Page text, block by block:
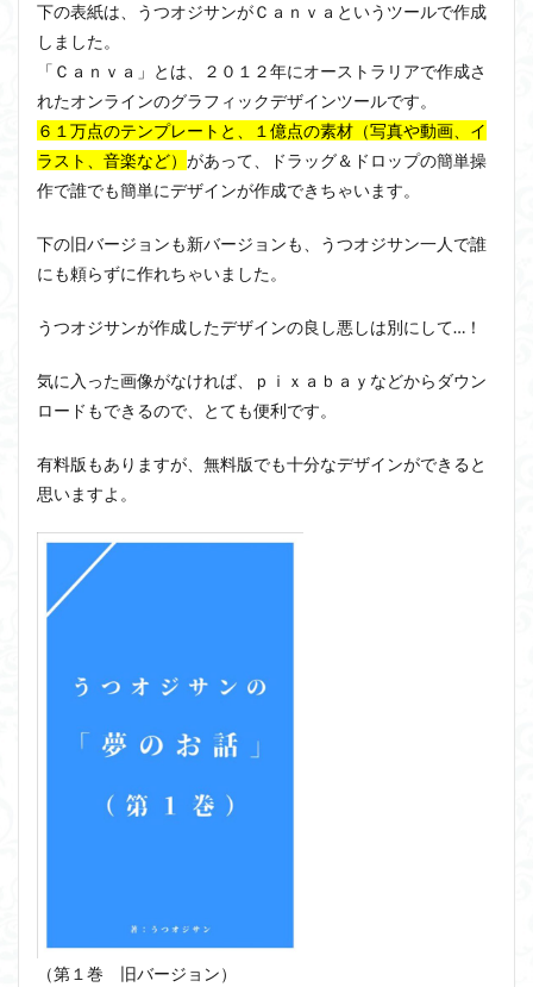
下の表紙は、うつオジサンがＣａｎｖａというツールで作成
しました。
「Ｃａｎｖａ」とは、２０１２年にオーストラリアで作成さ
れたオンラインのグラフィックデザインツールです。
６１万点のテンプレートと、１億点の素材（写真や動画、イ
ラスト、音楽など） があって、ドラッグ＆ドロップの簡単操
作で誰でも簡単にデザインが作成できちゃいます。
下の旧バージョンも新バージョンも、うつオジサン一人で誰
にも頼らずに作れちゃいました。
うつオジサンが作成したデザインの良し悪しは別にして…！
気に入った画像がなければ、ｐｉｘａｂａｙなどからダウン
ロードもできるので、とても便利です。
有料版もありますが、無料版でも十分なデザインができると
思いますよ。
（第１巻 旧バージョン）